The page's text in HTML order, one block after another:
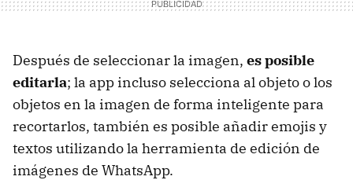
Después de seleccionar la imagen, es posible
editarla; la app incluso selecciona al objeto o los
objetos en la imagen de forma inteligente para
recortarlos, también es posible añadir emojis y
textos utilizando la herramienta de edición de
imágenes de WhatsApp.